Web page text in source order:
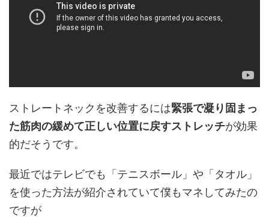
ストレートネックを改善するには緊張で凝り固まっ
た筋肉の緩めて正しい位置に戻すストレッチが効果
的だそうです。
最近ではテレビでも「テニスボール」や「タオル」
を使った方法が紹介されていて僕もマネしてみたの
ですが